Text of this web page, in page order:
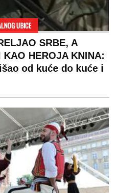
UBICE
SRBE, A
KAO HEROJA KNINA:
od kuće do kuće i